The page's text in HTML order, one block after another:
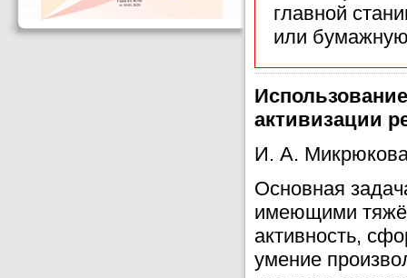
главной
или
активизации
И. А.
Основная
имеющими
активность,
умение